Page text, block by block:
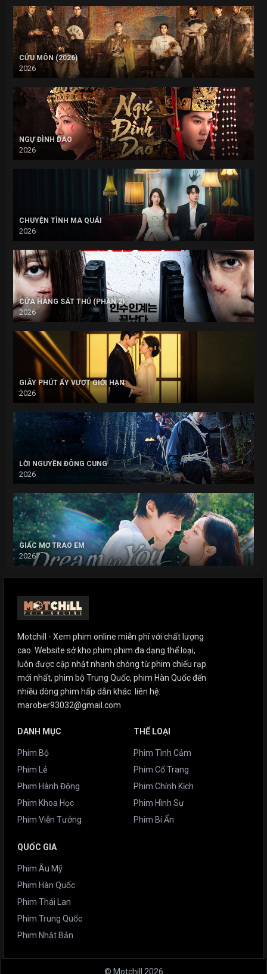
CỬU MÔN (2026)
2026
NGỰ ĐÌNH DAO
2026
CHUYỆN TÌNH MA QUÁI
2026
CỬA HÀNG SÁT THỦ (PHẦN 2)
2026
GIÂY PHÚT ẤY VƯỢT GIỚI HẠN
2026
LỜI NGUYỀN ĐÔNG CUNG
2026
GIẤC MƠ TRAO EM
2026
Motchill - Xem phim online miễn phí với chất lượng
cao. Website sở kho phim phim đa dạng thể loại,
luôn được cập nhật nhanh chóng từ phim chiếu rạp
mới nhất, phim bộ Trung Quốc, phim Hàn Quốc đến
nhiều dòng phim hấp dẫn khác. liên hệ:
marober93032@gmail.com
DANH MỤC
Phim Bộ
Phim Lẻ
Phim Hành Động
Phim Khoa Học
Phim Viễn Tưởng
THỂ LOẠI
Phim Tình Cảm
Phim Cổ Trang
Phim Chính Kịch
Phim Hình Sự
Phim Bí Ẩn
QUỐC GIA
Phim Âu Mỹ
Phim Hàn Quốc
Phim Thái Lan
Phim Trung Quốc
Phim Nhật Bản
© Motchill 2026